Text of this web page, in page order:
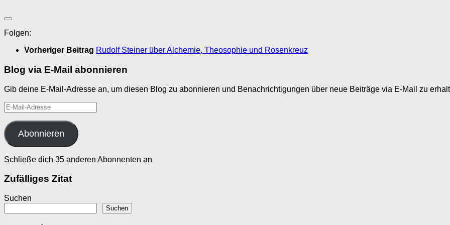
Folgen:
Vorheriger Beitrag Rudolf Steiner über Alchemie, Theosophie und Rosenkreuz
Blog via E-Mail abonnieren
Gib deine E-Mail-Adresse an, um diesen Blog zu abonnieren und Benachrichtigungen über neue Beiträge via E-Mail zu
E-
Mail-
Adresse
Abonnieren
Schließe dich 35 anderen Abonnenten an
Zufälliges Zitat
Suchen
Suchen